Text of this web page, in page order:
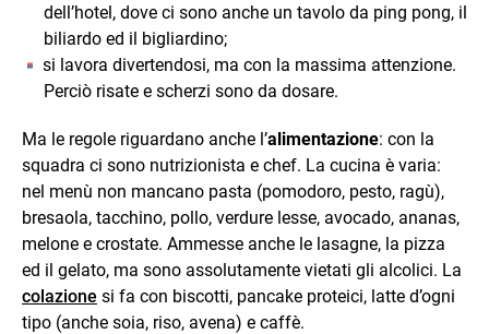
dell’hotel, dove ci sono anche un tavolo da ping pong, il
biliardo ed il bigliardino;
si lavora divertendosi, ma con la massima attenzione.
Perciò risate e scherzi sono da dosare.
Ma le regole riguardano anche l’alimentazione: con la
squadra ci sono nutrizionista e chef. La cucina è varia:
nel menù non mancano pasta (pomodoro, pesto, ragù),
bresaola, tacchino, pollo, verdure lesse, avocado, ananas,
melone e crostate. Ammesse anche le lasagne, la pizza
ed il gelato, ma sono assolutamente vietati gli alcolici. La
colazione si fa con biscotti, pancake proteici, latte d’ogni
tipo (anche soia, riso, avena) e caffè.